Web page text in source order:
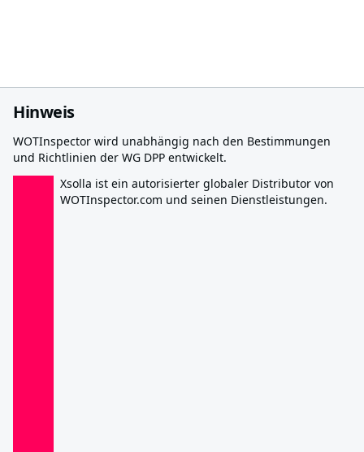
Hinweis
WOTInspector wird unabhängig nach den Bestimmungen
und Richtlinien der WG DPP entwickelt.
Xsolla ist ein autorisierter globaler Distributor von
WOTInspector.com und seinen Dienstleistungen.